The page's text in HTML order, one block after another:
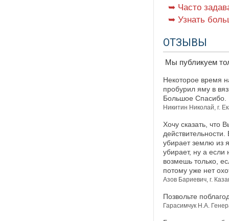
➥ Часто
➥ Узнать
ОТЗЫВЫ
Мы публикуем
Некоторое время
пробурил яму в
Большое Спасибо.
Никитин Николай, г.
Хочу сказать, что
убирает землю из
убирает, ну а
возмешь только,
потому уже нет
Азов Бариевич, г.
Позвольте
Гарасимчук Н.А.